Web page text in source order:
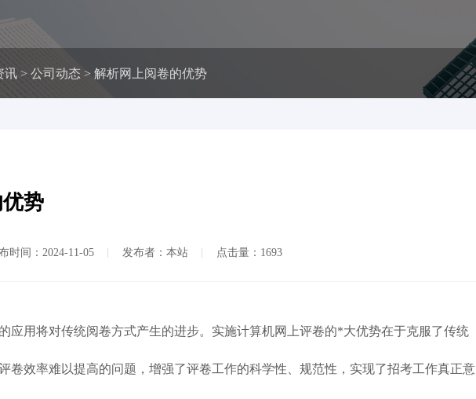
讯 >公司动态 > 解析网上阅卷的优势
势
时间：2024-11-05 发布者：本站 点击量：1693
用将对传统阅卷方式产生的进步。实施计算机网上评卷的*大优势在于克服了传统
卷效率难以提高的问题，增强了评卷工作的科学性、规范性，实现了招考工作真正意